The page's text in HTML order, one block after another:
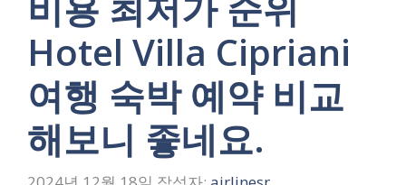
Hotel Villa Cipriani
여행 숙박 예약 비교
해보니 좋네요.